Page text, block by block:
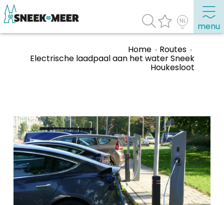
menu
Toeristische informatie
Bezienswaardigheden
Winkelen, uitgaan en doen
Eten, drinken & uitgaan
Watersport
Home Routes
Electrische laadpaal aan het water Sneek
Houkesloot